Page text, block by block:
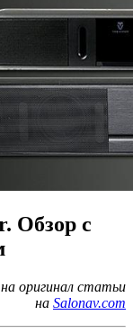
Обзор с
оригинал статьи
на Salonav.com